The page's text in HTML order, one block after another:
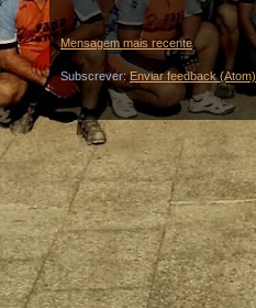
Mensagem mais recente
Subscrever:Enviar feedback (Atom)